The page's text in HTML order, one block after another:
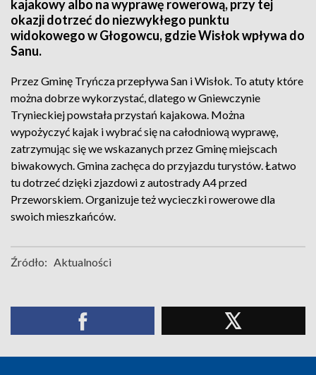
kajakowy albo na wyprawę rowerową, przy tej
okazji dotrzeć do niezwykłego punktu
widokowego w Głogowcu, gdzie Wisłok wpływa do
Sanu.
Przez Gminę Tryńcza przepływa San i Wisłok. To atuty które
można dobrze wykorzystać, dlatego w Gniewczynie
Trynieckiej powstała przystań kajakowa. Można
wypożyczyć kajak i wybrać się na całodniową wyprawę,
zatrzymując się we wskazanych przez Gminę miejscach
biwakowych. Gmina zachęca do przyjazdu turystów. Łatwo
tu dotrzeć dzięki zjazdowi z autostrady A4 przed
Przeworskiem. Organizuje też wycieczki rowerowe dla
swoich mieszkańców.
Źródło: Aktualności